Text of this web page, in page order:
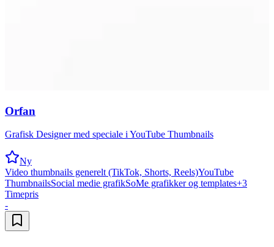
Orfan
Grafisk Designer med speciale i YouTube Thumbnails
Ny
Video thumbnails generelt (TikTok, Shorts, Reels)YouTube
ThumbnailsSocial medie grafikSoMe grafikker og templates+3
Timepris
-